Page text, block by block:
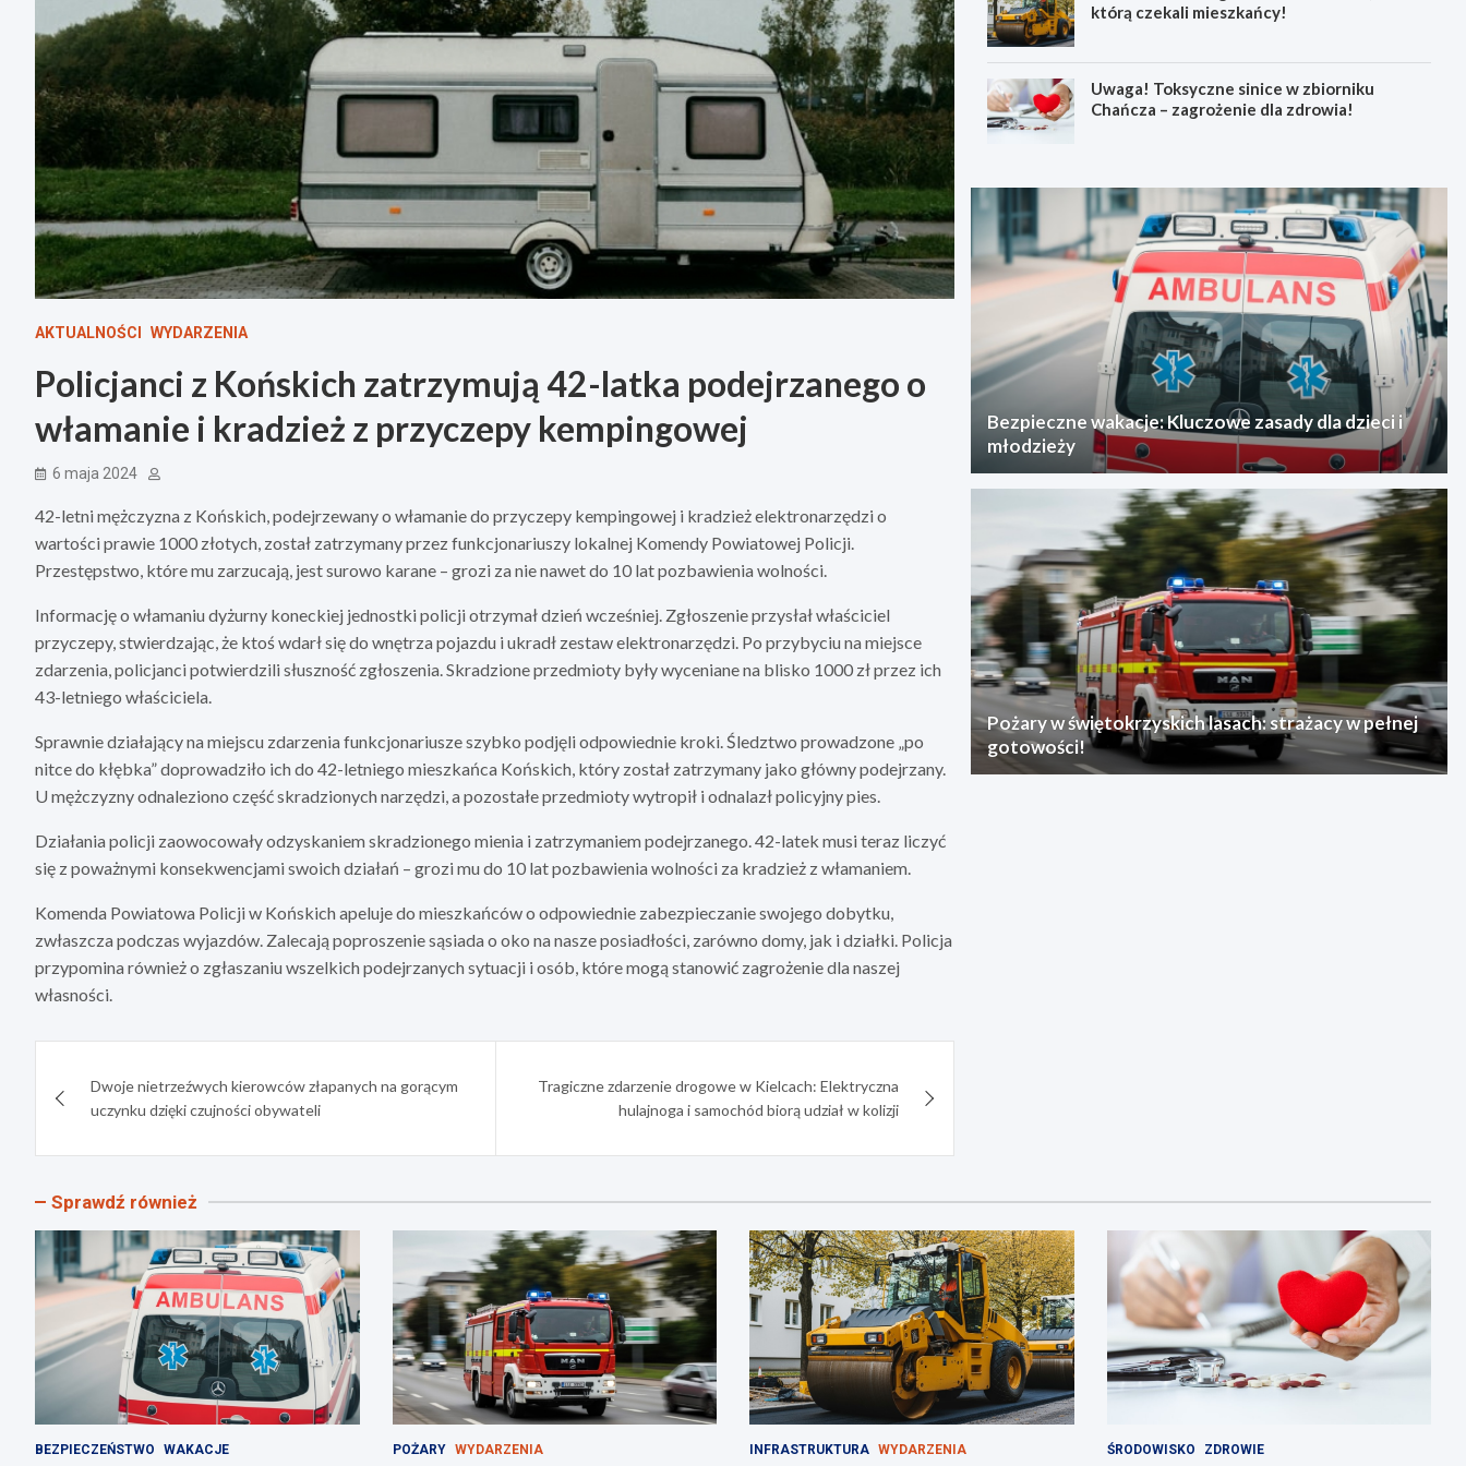
AKTUALNOŚCI WYDARZENIA
Policjanci z Końskich zatrzymują 42-latka podejrzanego o
włamanie i kradzież z przyczepy kempingowej
6 maja 2024
42-letni mężczyzna z Końskich, podejrzewany o włamanie do przyczepy kempingowej i kradzież elektronarzędzi o
wartości prawie 1000 złotych, został zatrzymany przez funkcjonariuszy lokalnej Komendy Powiatowej Policji.
Przestępstwo, które mu zarzucają, jest surowo karane – grozi za nie nawet do 10 lat pozbawienia wolności.
Informację o włamaniu dyżurny koneckiej jednostki policji otrzymał dzień wcześniej. Zgłoszenie przysłał właściciel
przyczepy, stwierdzając, że ktoś wdarł się do wnętrza pojazdu i ukradł zestaw elektronarzędzi. Po przybyciu na miejsce
zdarzenia, policjanci potwierdzili słuszność zgłoszenia. Skradzione przedmioty były wyceniane na blisko 1000 zł przez ich
43-letniego właściciela.
Sprawnie działający na miejscu zdarzenia funkcjonariusze szybko podjęli odpowiednie kroki. Śledztwo prowadzone „po
nitce do kłębka” doprowadziło ich do 42-letniego mieszkańca Końskich, który został zatrzymany jako główny podejrzany.
U mężczyzny odnaleziono część skradzionych narzędzi, a pozostałe przedmioty wytropił i odnalazł policyjny pies.
Działania policji zaowocowały odzyskaniem skradzionego mienia i zatrzymaniem podejrzanego. 42-latek musi teraz liczyć
się z poważnymi konsekwencjami swoich działań – grozi mu do 10 lat pozbawienia wolności za kradzież z włamaniem.
Komenda Powiatowa Policji w Końskich apeluje do mieszkańców o odpowiednie zabezpieczanie swojego dobytku,
zwłaszcza podczas wyjazdów. Zalecają poproszenie sąsiada o oko na nasze posiadłości, zarówno domy, jak i działki. Policja
przypomina również o zgłaszaniu wszelkich podejrzanych sytuacji i osób, które mogą stanowić zagrożenie dla naszej
własności.
wpisuDwoje nietrzeźwych kierowców złapanych na gorącym
uczynku dzięki czujności obywateli
Tragiczne zdarzenie drogowe w Kielcach: Elektryczna
hulajnoga i samochód biorą udział w kolizji
którą czekali mieszkańcy!
Uwaga! Toksyczne sinice w zbiorniku
Chańcza – zagrożenie dla zdrowia!
Bezpieczne wakacje: Kluczowe zasady dla dzieci i
młodzieży
Pożary w świętokrzyskich lasach: strażacy w pełnej
gotowości!
Sprawdź również
BEZPIECZEŃSTWO WAKACJE POŻARY WYDARZENIA INFRASTRUKTURA WYDARZENIA ŚRODOWISKO ZDROWIE